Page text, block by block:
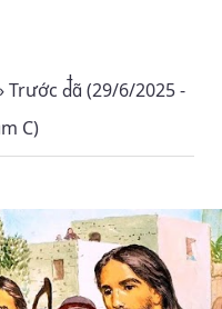
Trước đã (29/6/2025 -
C)